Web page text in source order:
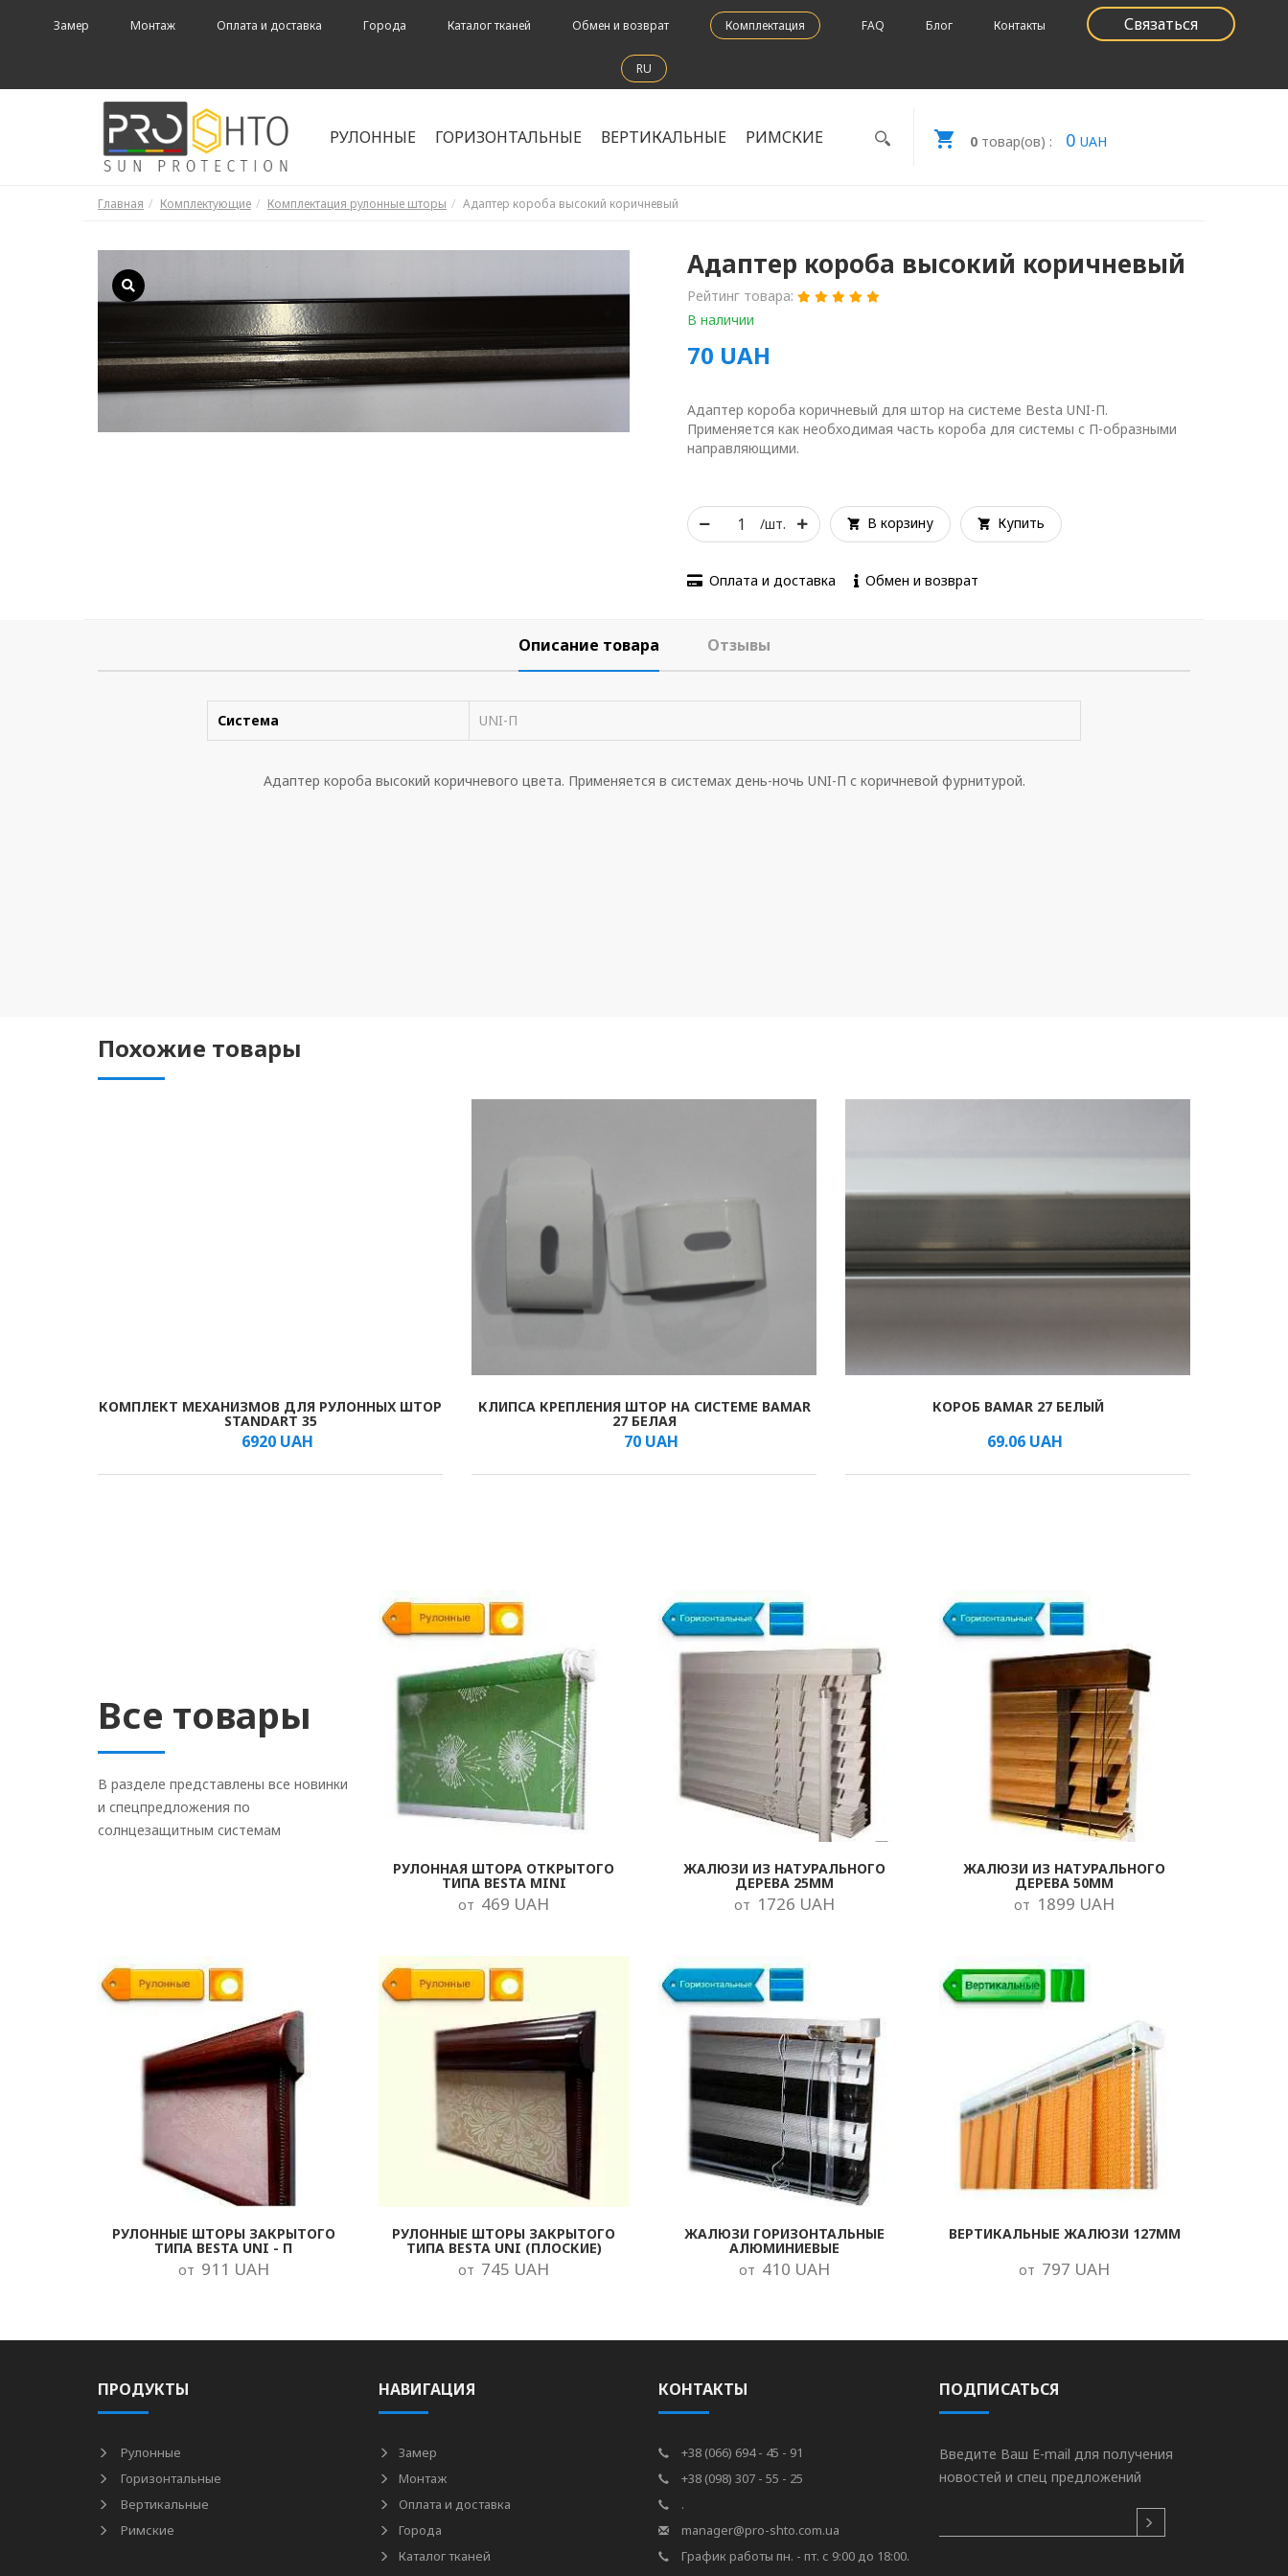
Замер Монтаж Оплата и доставка Города Каталог тканей Обмен и возврат Комплектация FAQ Блог Контакты Связаться
RU
РУЛОННЫЕ ГОРИЗОНТАЛЬНЫЕ ВЕРТИКАЛЬНЫЕ РИМСКИЕ 0товар(ов) : 0 UAH
Главная Комплектующие Комплектация рулонные шторы Адаптер короба высокий коричневый
Адаптер короба высокий коричневый
Рейтинг товара:
В наличии
70 UAH
Адаптер короба коричневый для штор на системе Besta UNI-П.
Применяется как необходимая часть короба для системы с П-образными
направляющими.
/шт. В корзину Купить
Оплата и доставка Обмен и возврат
Описание товара Отзывы
Система UNI-П
Адаптер короба высокий коричневого цвета. Применяется в системах день-ночь UNI-П с коричневой фурнитурой.
Похожие товары
КОМПЛЕКТ МЕХАНИЗМОВ ДЛЯ РУЛОННЫХ ШТОР
STANDART 35
6920UAH
/шт. В КОРЗИНУ
КЛИПСА КРЕПЛЕНИЯ ШТОР НА СИСТЕМЕ BAMAR
27 БЕЛАЯ
70UAH
/мм В КОРЗИНУ
КОРОБ BAMAR 27 БЕЛЫЙ
69.06UAH
Все товары
В разделе представлены все новинки
и спецпредложения по
солнцезащитным системам
РУЛОННАЯ ШТОРА ОТКРЫТОГО
ТИПА BESTA MINI
от 469 UAH
ЖАЛЮЗИ ИЗ НАТУРАЛЬНОГО
ДЕРЕВА 25ММ
от 1726 UAH
ЖАЛЮЗИ ИЗ НАТУРАЛЬНОГО
ДЕРЕВА 50ММ
от 1899 UAH
РУЛОННЫЕ ШТОРЫ ЗАКРЫТОГО
ТИПА BESTA UNI - П
от 911 UAH
РУЛОННЫЕ ШТОРЫ ЗАКРЫТОГО
ТИПА BESTA UNI (ПЛОСКИЕ)
от 745 UAH
ЖАЛЮЗИ ГОРИЗОНТАЛЬНЫЕ
АЛЮМИНИЕВЫЕ
от 410 UAH
ВЕРТИКАЛЬНЫЕ ЖАЛЮЗИ 127ММ
от 797 UAH
ПРОДУКТЫ
Рулонные
Горизонтальные
Вертикальные
Римские
НАВИГАЦИЯ
Замер
Монтаж
Оплата и доставка
Города
Каталог тканей
КОНТАКТЫ
+38 (066) 694 - 45 - 91
+38 (098) 307 - 55 - 25
.
manager@pro-shto.com.ua
График работы пн. - пт. с 9:00 до 18:00.
ПОДПИСАТЬСЯ
Введите Ваш E-mail для получения
новостей и спец предложений